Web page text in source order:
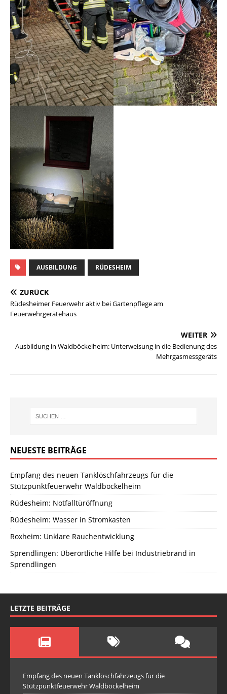
AUSBILDUNG RÜDESHEIM
ZURÜCK
Rüdesheimer Feuerwehr aktiv bei Gartenpflege am
Feuerwehrgerätehaus
WEITER
Ausbildung in Waldböckelheim: Unterweisung in die Bedienung des
Mehrgasmessgeräts
NEUESTE BEITRÄGE
Empfang des neuen Tanklöschfahrzeugs für die
Stützpunktfeuerwehr Waldböckelheim
Rüdesheim: Notfalltüröffnung
Rüdesheim: Wasser in Stromkasten
Roxheim: Unklare Rauchentwicklung
Sprendlingen: Überörtliche Hilfe bei Industriebrand in
Sprendlingen
LETZTE BEITRÄGE
Empfang des neuen Tanklöschfahrzeugs für die
Stützpunktfeuerwehr Waldböckelheim